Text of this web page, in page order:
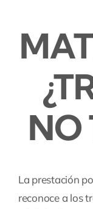
NO
La prestación
reconoce a los